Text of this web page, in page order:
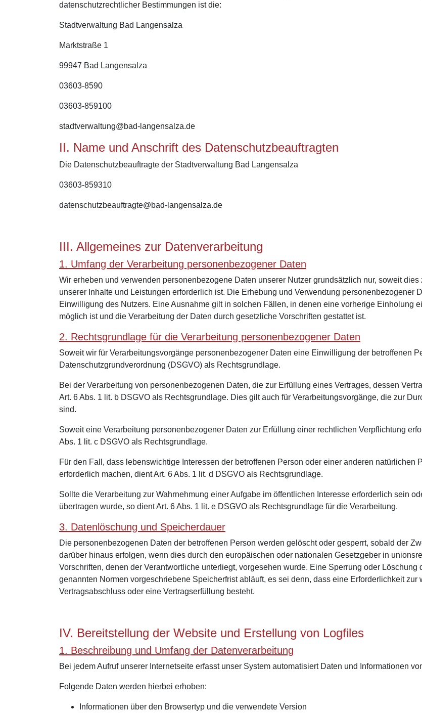
datenschutzrechtlicher Bestimmungen ist die:
Stadtverwaltung Bad Langensalza
Marktstraße 1
99947 Bad Langensalza
03603-8590
03603-859100
stadtverwaltung@bad-langensalza.de
II. Name und Anschrift des Datenschutzbeauftragten
Die Datenschutzbeauftragte der Stadtverwaltung Bad Langensalza
03603-859310
datenschutzbeauftragte@bad-langensalza.de
III. Allgemeines zur Datenverarbeitung
1. Umfang der Verarbeitung personenbezogener Daten
Wir erheben und verwenden personenbezogene Daten unserer Nutzer grundsätzlich nur, soweit
unserer Inhalte und Leistungen erforderlich ist. Die Erhebung und Verwendung personenbezogener
Einwilligung des Nutzers. Eine Ausnahme gilt in solchen Fällen, in denen eine vorherige Einholung
möglich ist und die Verarbeitung der Daten durch gesetzliche Vorschriften gestattet ist.
2. Rechtsgrundlage für die Verarbeitung personenbezogener Daten
Soweit wir für Verarbeitungsvorgänge personenbezogener Daten eine Einwilligung der betroffenen
Datenschutzgrundverordnung (DSGVO) als Rechtsgrundlage.
Bei der Verarbeitung von personenbezogenen Daten, die zur Erfüllung eines Vertrages, dessen
Art. 6 Abs. 1 lit. b DSGVO als Rechtsgrundlage. Dies gilt auch für Verarbeitungsvorgänge, die zur
sind.
Soweit eine Verarbeitung personenbezogener Daten zur Erfüllung einer rechtlichen Verpflichtung
Abs. 1 lit. c DSGVO als Rechtsgrundlage.
Für den Fall, dass lebenswichtige Interessen der betroffenen Person oder einer anderen natürlichen
erforderlich machen, dient Art. 6 Abs. 1 lit. d DSGVO als Rechtsgrundlage.
Sollte die Verarbeitung zur Wahrnehmung einer Aufgabe im öffentlichen Interesse erforderlich sein
übertragen wurde, so dient Art. 6 Abs. 1 lit. e DSGVO als Rechtsgrundlage für die Verarbeitung.
3. Datenlöschung und Speicherdauer
Die personenbezogenen Daten der betroffenen Person werden gelöscht oder gesperrt, sobald der
darüber hinaus erfolgen, wenn dies durch den europäischen oder nationalen Gesetzgeber in
Vorschriften, denen der Verantwortliche unterliegt, vorgesehen wurde. Eine Sperrung oder
genannten Normen vorgeschriebene Speicherfrist abläuft, es sei denn, dass eine Erforderlichkeit
Vertragsabschluss oder eine Vertragserfüllung besteht.
IV. Bereitstellung der Website und Erstellung von Logfiles
1. Beschreibung und Umfang der Datenverarbeitung
Bei jedem Aufruf unserer Internetseite erfasst unser System automatisiert Daten und Informationen
Folgende Daten werden hierbei erhoben:
Informationen über den Browsertyp und die verwendete Version